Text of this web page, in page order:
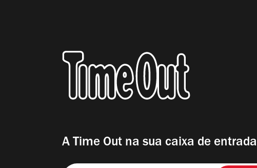
A Time Out na sua caixa de entrada